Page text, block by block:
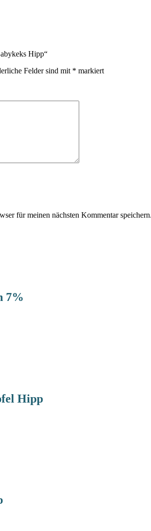
Hipp“
Felder sind mit * markiert
für meinen nächsten Kommentar speichern.
7%
Hipp